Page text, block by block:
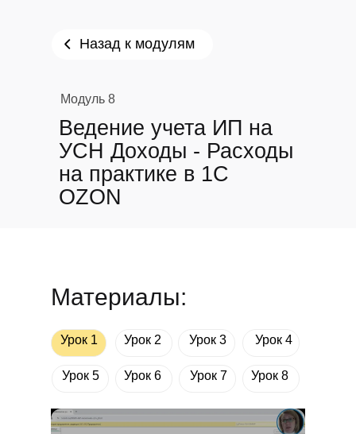
Ведение учета ИП на
УСН Доходы - Расходы
на практике в 1С
OZON
Назад к модулям
Модуль 8
Материалы:
Урок 1 Урок 2 Урок 3 Урок 4
Урок 5 Урок 6 Урок 7 Урок 8